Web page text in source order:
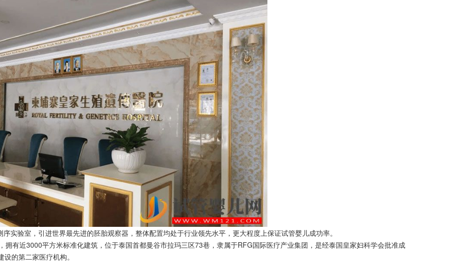
实验室，引进世界最先进的胚胎观察器，整体配置均处于行业领先水平，更大程度上保证试管婴儿成功率。
有近3000平方米标准化建筑，位于泰国首都曼谷市拉玛三区73巷，隶属于RFG国际医疗产业集团，是经泰国皇家妇科学会批准成
的第二家医疗机构。